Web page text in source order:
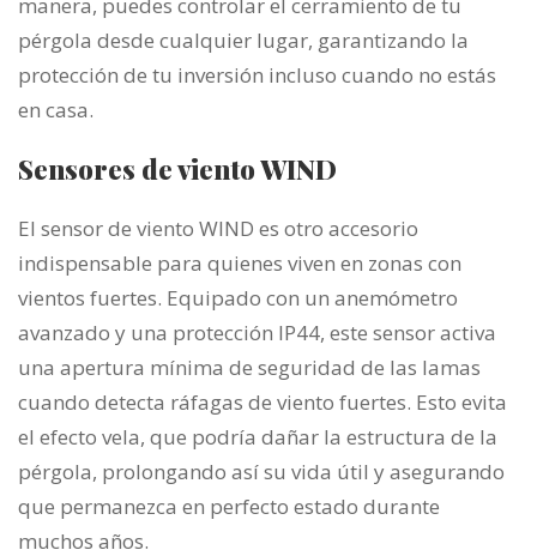
pérgola desde cualquier lugar, garantizando la
protección de tu inversión incluso cuando no estás
en casa.
Sensores de viento WIND
El sensor de viento WIND es otro accesorio
indispensable para quienes viven en zonas con
vientos fuertes. Equipado con un anemómetro
avanzado y una protección IP44, este sensor activa
una apertura mínima de seguridad de las lamas
cuando detecta ráfagas de viento fuertes. Esto evita
el efecto vela, que podría dañar la estructura de la
pérgola, prolongando así su vida útil y asegurando
que permanezca en perfecto estado durante
muchos años.